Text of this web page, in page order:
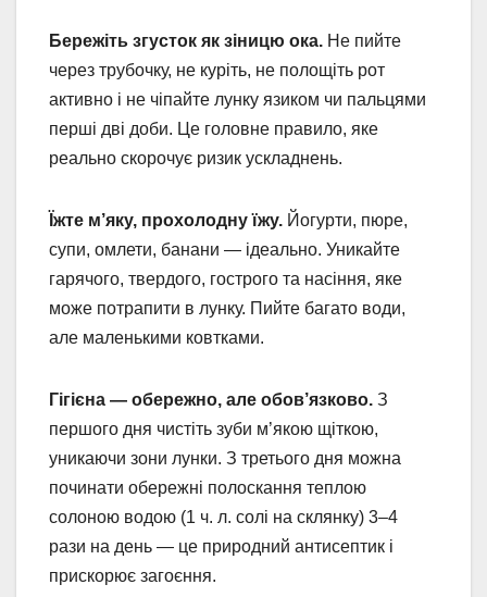
Бережіть згусток як зіницю ока. Не пийте
через трубочку, не куріть, не полощіть рот
активно і не чіпайте лунку язиком чи пальцями
перші дві доби. Це головне правило, яке
реально скорочує ризик ускладнень.
Їжте м’яку, прохолодну їжу. Йогурти, пюре,
супи, омлети, банани — ідеально. Уникайте
гарячого, твердого, гострого та насіння, яке
може потрапити в лунку. Пийте багато води,
але маленькими ковтками.
Гігієна — обережно, але обов’язково. З
першого дня чистіть зуби м’якою щіткою,
уникаючи зони лунки. З третього дня можна
починати обережні полоскання теплою
солоною водою (1 ч. л. солі на склянку) 3–4
рази на день — це природний антисептик і
прискорює загоєння.